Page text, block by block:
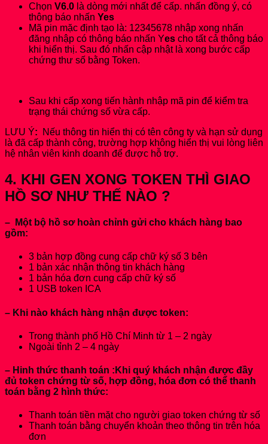
Chọn V6.0 là dòng mới nhất để cấp. nhấn đồng ý, có
thông báo nhấn Yes
Mã pin mặc định tạo là: 12345678 nhập xong nhấn
đăng nhập có thông báo nhấn Yes cho tất cả thông báo
khi hiển thị. Sau đó nhấn cập nhật là xong bước cấp
chứng thư số bằng Token.
Sau khi cấp xong tiến hành nhập mã pin để kiểm tra
trạng thái chứng số vừa cấp.
LƯU Ý:
Nếu thông tin hiển thị có tên công ty và hạn sử dụng
là đã cấp thành công, trường hợp không hiển thị vui lòng liên
hệ nhân viên kinh doanh để được hỗ trợ.
4. KHI GEN XONG TOKEN THÌ GIAO
HỒ SƠ NHƯ THẾ NÀO ?
–
Một bộ hồ sơ hoàn chỉnh gửi cho khách hàng bao
gồm:
3 bản hợp đồng cung cấp chữ ký số 3 bên
1 bản xác nhận thông tin khách hàng
1 bản hóa đơn cung cấp chữ ký số
1 USB token ICA
– Khi nào khách hàng nhận được token:
Trong thành phố Hồ Chí Minh từ 1 – 2 ngày
Ngoài tỉnh 2 – 4 ngày
– Hinh thức thanh toán :Khi quý khách nhận được đầy
đủ token chứng từ số, hợp đồng, hóa đơn có thể thanh
toán bằng 2 hình thức:
Thanh toán tiền mặt cho người giao token chứng từ số
Thanh toán bằng chuyển khoản theo thông tin trên hóa
đơn